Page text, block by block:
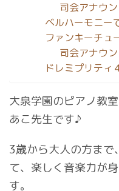
司会アナウ
ベルハーモニー
ファンキーチュ
司会アナウ
ドレミプリティ
大泉学園のピアノ教
あこ先生です♪
3歳から大人の方まで
て、楽しく音楽力が
す。